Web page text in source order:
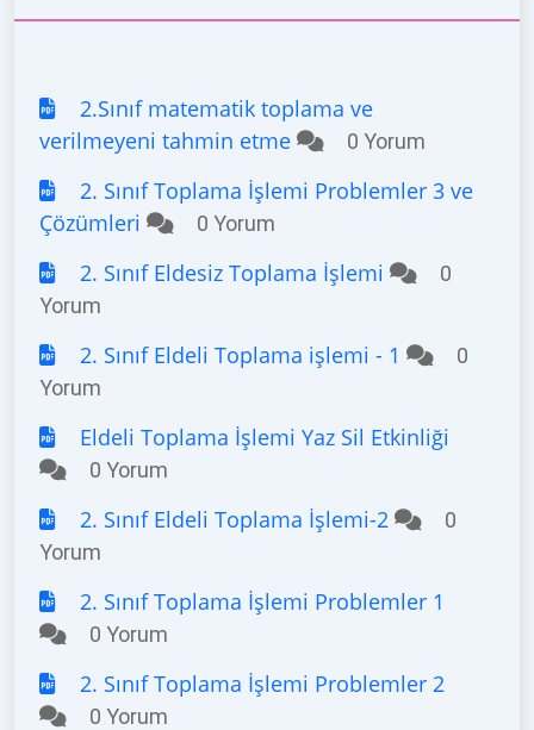
2.Sınıf matematik toplama ve
verilmeyeni tahmin etme
0 Yorum
2. Sınıf Toplama İşlemi Problemler 3 ve
Çözümleri
0 Yorum
2. Sınıf Eldesiz Toplama İşlemi
0
Yorum
2. Sınıf Eldeli Toplama işlemi - 1
0
Yorum
Eldeli Toplama İşlemi Yaz Sil Etkinliği
0 Yorum
2. Sınıf Eldeli Toplama İşlemi-2
0
Yorum
2. Sınıf Toplama İşlemi Problemler 1
0 Yorum
2. Sınıf Toplama İşlemi Problemler 2
0 Yorum